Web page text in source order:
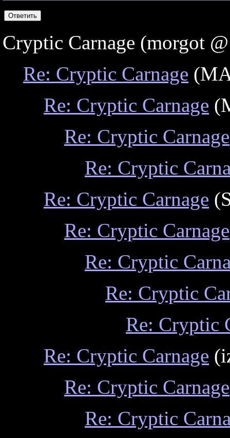
Cryptic Carnage (morgot
Re: Cryptic Carnage
Re: Cryptic Carnage
Re: Cryptic Carnage
Re: Cryptic
Re: Cryptic Carnage
Re: Cryptic Carnage
Re: Cryptic
Re: Cryptic
Re: Cryptic
Re: Cryptic Carnage
Re: Cryptic Carnage
Re: Cryptic